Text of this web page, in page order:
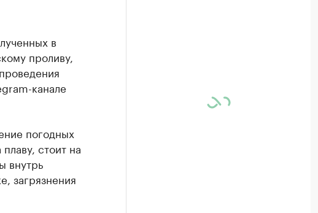
в
проливу,
канале
погодных
стоит на
внутрь
загрязнения